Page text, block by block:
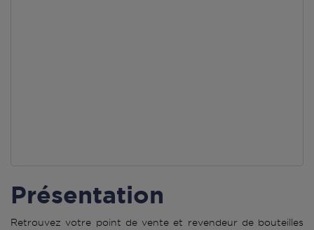
Présentation
Retrouvez votre point de vente et revendeur de bouteilles